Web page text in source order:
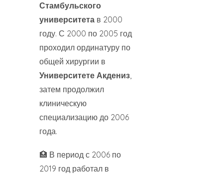
Стамбульского
университета в 2000
году. С 2000 по 2005 год
проходил ординатуру по
общей хирургии в
Университете Акдениз,
затем продолжил
клиническую
специализацию до 2006
года.
🏥 В период с 2006 по
2019 год работал в